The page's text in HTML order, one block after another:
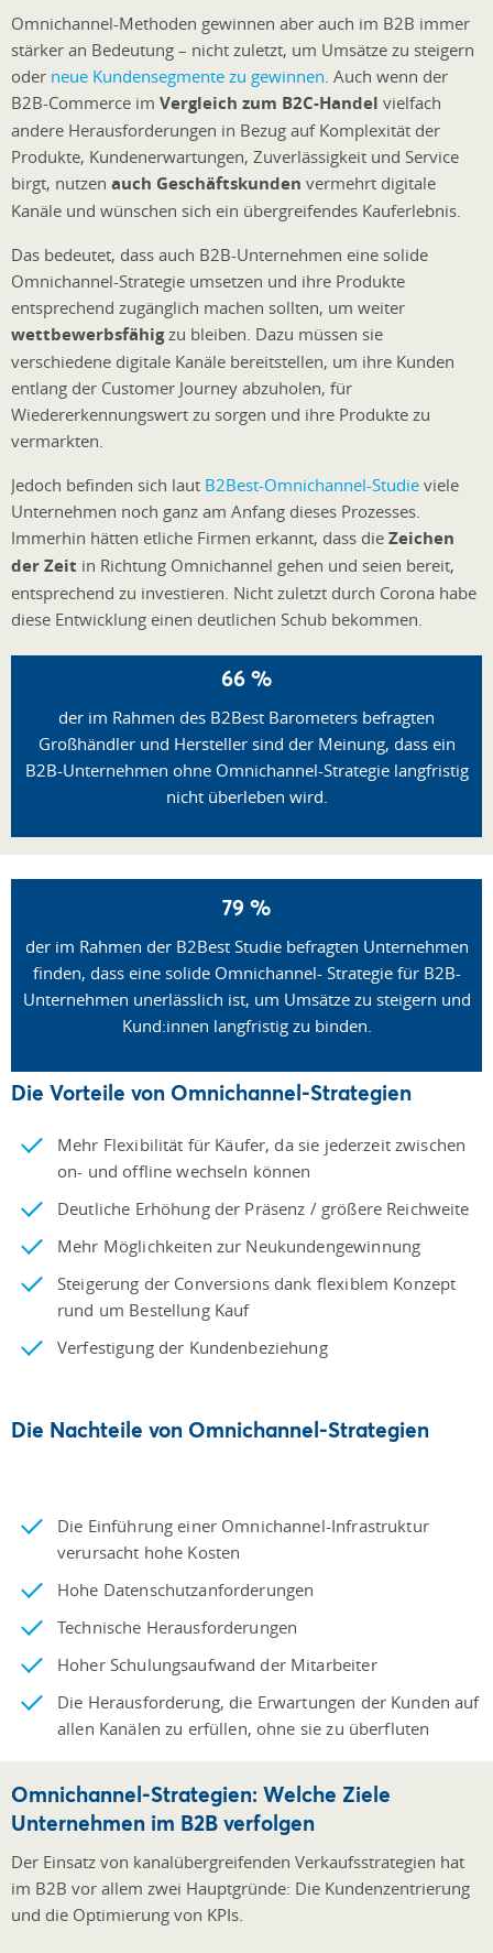
Omnichannel-Methoden gewinnen aber auch im B2B immer
stärker an Bedeutung – nicht zuletzt, um Umsätze zu steigern
oder neue Kundensegmente zu gewinnen . Auch wenn der
B2B-Commerce im Vergleich zum B2C-Handel vielfach
andere Herausforderungen in Bezug auf Komplexität der
Produkte, Kundenerwartungen, Zuverlässigkeit und Service
birgt, nutzen auch Geschäftskunden vermehrt digitale
Kanäle und wünschen sich ein übergreifendes Kauferlebnis.
Das bedeutet, dass auch B2B-Unternehmen eine solide
Omnichannel-Strategie umsetzen und ihre Produkte
entsprechend zugänglich machen sollten, um weiter
wettbewerbsfähigzu bleiben. Dazu müssen sie
verschiedene digitale Kanäle bereitstellen, um ihre Kunden
entlang der Customer Journey abzuholen, für
Wiedererkennungswert zu sorgen und ihre Produkte zu
vermarkten.
Jedoch befinden sich laut B2Best-Omnichannel-Studie viele
Unternehmen noch ganz am Anfang dieses Prozesses.
Immerhin hätten etliche Firmen erkannt, dass die Zeichen
der Zeit in Richtung Omnichannel gehen und seien bereit,
entsprechend zu investieren. Nicht zuletzt durch Corona habe
diese Entwicklung einen deutlichen Schub bekommen.
66 %
der im Rahmen des B2Best Barometers befragten
Großhändler und Hersteller sind der Meinung, dass ein
B2B-Unternehmen ohne Omnichannel-Strategie langfristig
nicht überleben wird.
79 %
der im Rahmen der B2Best Studie befragten Unternehmen
finden, dass eine solide Omnichannel- Strategie für B2B-
Unternehmen unerlässlich ist, um Umsätze zu steigern und
Kund:innen langfristig zu binden.
Die Vorteile von Omnichannel-Strategien
Mehr Flexibilität für Käufer, da sie jederzeit zwischen
on- und offline wechseln können
Deutliche Erhöhung der Präsenz / größere Reichweite
Mehr Möglichkeiten zur Neukundengewinnung
Steigerung der Conversions dank flexiblem Konzept
rund um Bestellung Kauf
Verfestigung der Kundenbeziehung
Die Nachteile von Omnichannel-Strategien
Die Einführung einer Omnichannel-Infrastruktur
verursacht hohe Kosten
Hohe Datenschutzanforderungen
Technische Herausforderungen
Hoher Schulungsaufwand der Mitarbeiter
Die Herausforderung, die Erwartungen der Kunden auf
allen Kanälen zu erfüllen, ohne sie zu überfluten
Omnichannel-Strategien: Welche Ziele
Unternehmen im B2B verfolgen
Der Einsatz von kanalübergreifenden Verkaufsstrategien hat
im B2B vor allem zwei Hauptgründe: Die Kundenzentrierung
und die Optimierung von KPIs.